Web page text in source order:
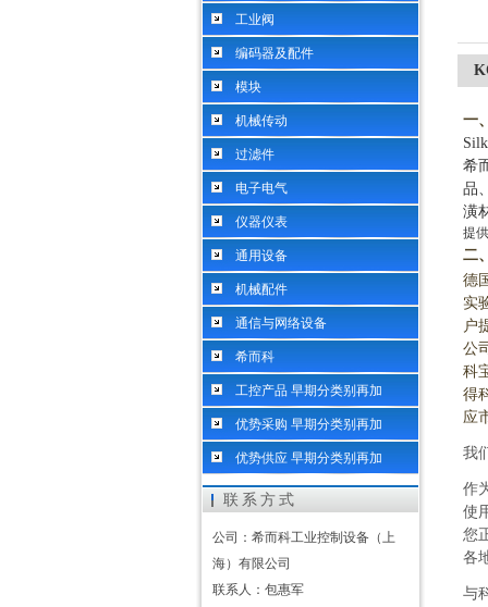
工业阀
编码器及配件
模块
机械传动
过滤件
电子电气
仪器仪表
通用设备
机械配件
通信与网络设备
希而科
工控产品 早期分类别再加
优势采购 早期分类别再加
优势供应 早期分类别再加
联系方式
公司：希而科工业控制设备（上
海）有限公司
联系人：包惠军
一
希
品
潢
提
二
德
实
户
公
科
得
应
我
作
使
您
各
与